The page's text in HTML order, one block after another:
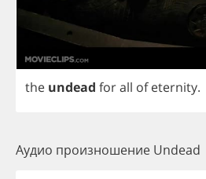
the undead forall of eternity.
Аудио произношение Undead